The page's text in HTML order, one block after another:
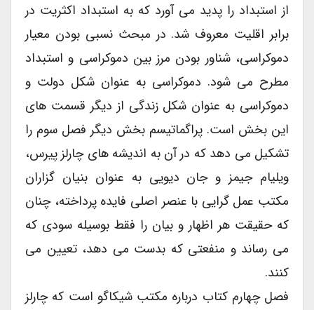
از استبداد را پدید می آورد که به استبداد اکثریت در
برابر اقلیت معروف شد. در مبحث نسبی بودن معیار
دموکراسی، شناور بودن مرز بین دموکراسی و استبداد
مطرح می شود. دموکراسی به عنوان شکل دولت و
دموکراسی به عنوان شکل زندگی از دیگر قسمت های
این بخش است. پراگماتیسم بخش دیگر فصل سوم را
تشکیل می دهد که در آن به اندیشه های چارلز پیرس،
ویلیام جیمز و جان دیویی به عنوان بنیان گزاران
مکتب عمل گرایی با عنصر اصلی فایده پرداخته، چنان
که حقیقت هر اظهار و بیان را فقط بوسیله سودی که
می رساند و منفعتی که بدست می دهد، تعیین می
کنند.
فصل چهارم کتاب درباره مکتب شیکاگو است که چارلز